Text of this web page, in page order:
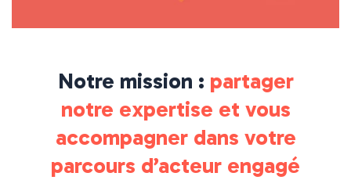
Notre mission : partager
notre expertise et vous
accompagner dans votre
parcours d’acteur engagé